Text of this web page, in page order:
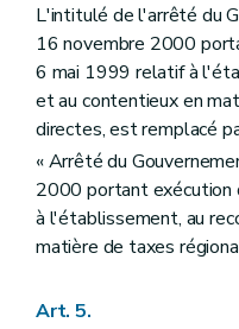
L'intitulé de l'arrêté du
16 novembre 2000
6 mai 1999 relatif à
et au contentieux en
directes, est remplacé
« Arrêté du
2000 portant exécution
à l'établissement, au
matière de taxes
Art. 5.